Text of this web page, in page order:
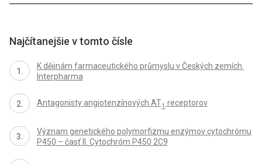
Najčítanejšie v tomto čísle
K dějinám farmaceutického průmyslu v Českých zemích.
Interpharma
Antagonisty angiotenzínových AT1 receptorov
Význam genetického polymorfizmu enzýmov cytochrómu
P450 – časť II. Cytochróm P450 2C9